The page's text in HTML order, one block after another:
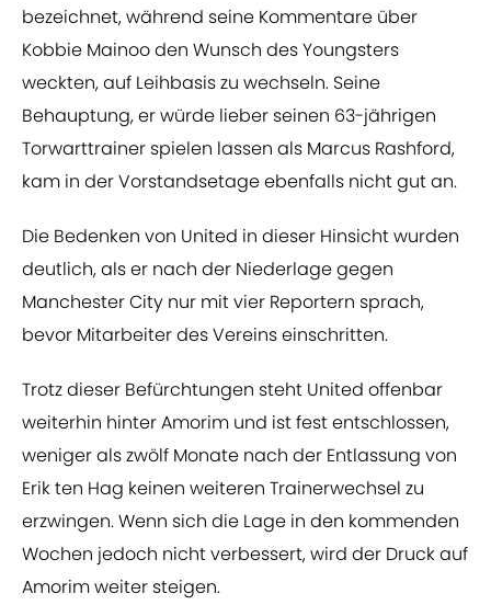
bezeichnet, während seine Kommentare über
Kobbie Mainoo den Wunsch des Youngsters
weckten, auf Leihbasis zu wechseln. Seine
Behauptung, er würde lieber seinen 63-jährigen
Torwarttrainer spielen lassen als Marcus Rashford,
kam in der Vorstandsetage ebenfalls nicht gut an.
Die Bedenken von United in dieser Hinsicht wurden
deutlich, als er nach der Niederlage gegen
Manchester City nur mit vier Reportern sprach,
bevor Mitarbeiter des Vereins einschritten.
Trotz dieser Befürchtungen steht United offenbar
weiterhin hinter Amorim und ist fest entschlossen,
weniger als zwölf Monate nach der Entlassung von
Erik ten Hag keinen weiteren Trainerwechsel zu
erzwingen. Wenn sich die Lage in den kommenden
Wochen jedoch nicht verbessert, wird der Druck auf
Amorim weiter steigen.